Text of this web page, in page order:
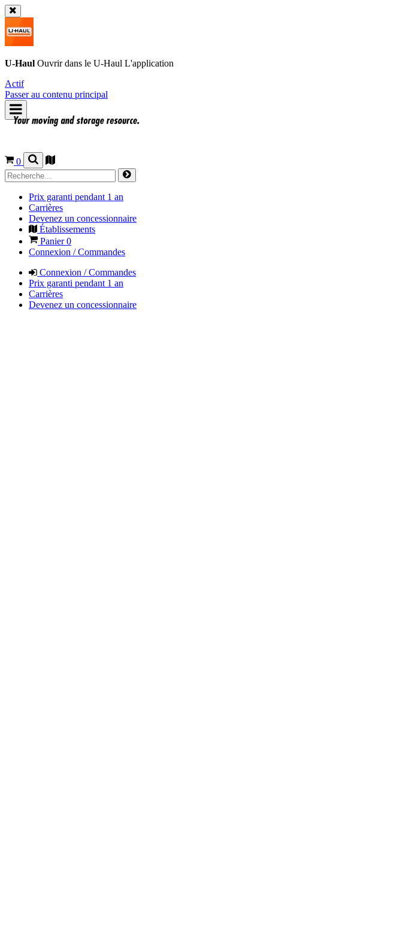
U-Haul Ouvrir dans le U-Haul L'application
Actif
Passer au contenu principal
0
Prix garanti pendant 1 an
Carrières
Devenez un concessionnaire
Établissements
Panier0
Connexion / Commandes
Connexion / Commandes
Prix garanti pendant 1 an
Carrières
Devenez un concessionnaire